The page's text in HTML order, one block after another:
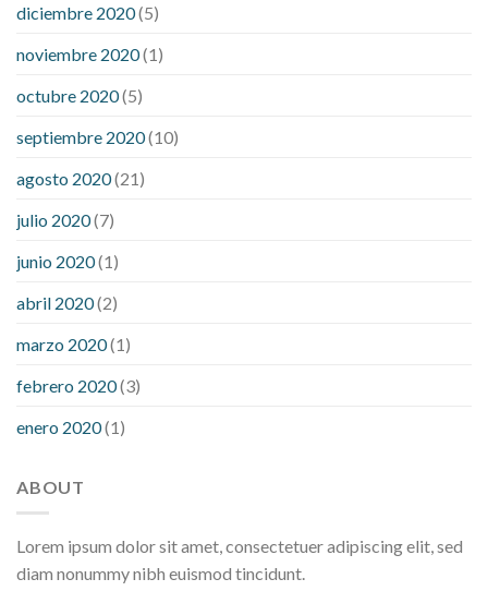
diciembre 2020(5)
noviembre 2020(1)
octubre 2020(5)
septiembre 2020(10)
agosto 2020(21)
julio 2020(7)
junio 2020(1)
abril 2020(2)
marzo 2020(1)
febrero 2020(3)
enero 2020(1)
ABOUT
Lorem ipsum dolor sit amet, consectetuer adipiscing elit, sed
diam nonummy nibh euismod tincidunt.